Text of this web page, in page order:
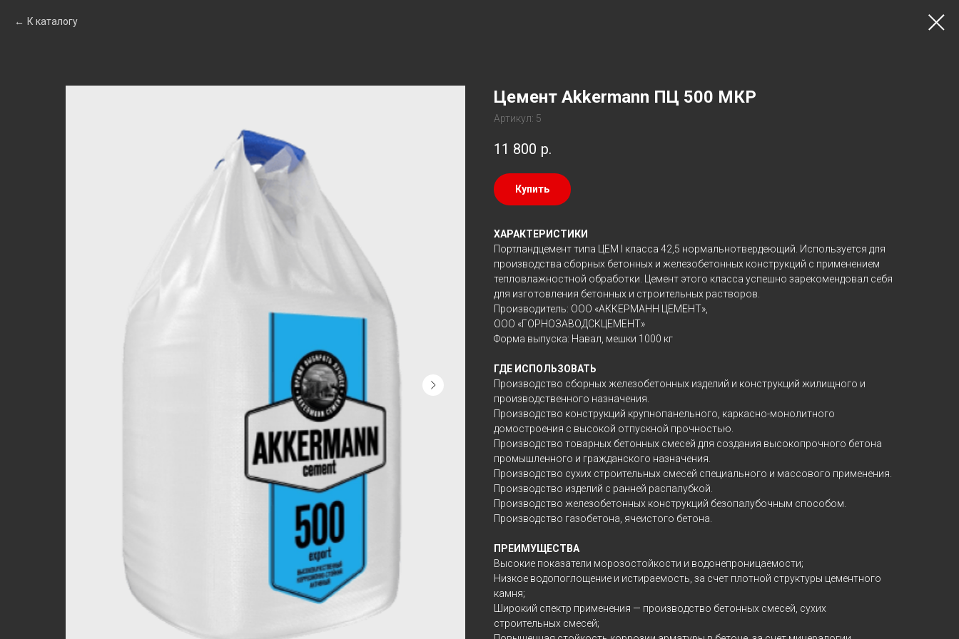
К каталогу
Цемент Akkermann ПЦ 500 МКР
Артикул: 5
11 800 р.
Купить
ХАРАКТЕРИСТИКИ
Портландцемент типа ЦЕМ I класса 42,5 нормальнотвердеющий. Используется для
производства сборных бетонных и железобетонных конструкций с применением
тепловлажностной обработки. Цемент этого класса успешно зарекомендовал себя
для изготовления бетонных и строительных растворов.
Производитель: ООО «АККЕРМАНН ЦЕМЕНТ»,
ООО «ГОРНОЗАВОДСКЦЕМЕНТ»
Форма выпуска: Навал, мешки 1000 кг
ГДЕ ИСПОЛЬЗОВАТЬ
Производство сборных железобетонных изделий и конструкций жилищного и
производственного назначения.
Производство конструкций крупнопанельного, каркасно-монолитного
домостроения с высокой отпускной прочностью.
Производство товарных бетонных смесей для создания высокопрочного бетона
промышленного и гражданского назначения.
Производство сухих строительных смесей специального и массового применения.
Производство изделий с ранней распалубкой.
Производство железобетонных конструкций безопалубочным способом.
Производство газобетона, ячеистого бетона.
ПРЕИМУЩЕСТВА
Высокие показатели морозостойкости и водонепроницаемости;
Низкое водопоглощение и истираемость, за счет плотной структуры цементного
камня;
Широкий спектр применения — производство бетонных смесей, сухих
строительных смесей;